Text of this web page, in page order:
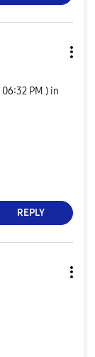
06:32 PM ) in
REPLY